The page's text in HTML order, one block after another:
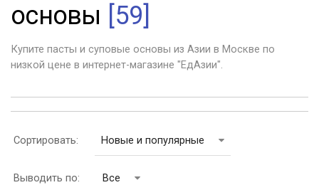
основы [59]
Купите пасты и суповые основы из Азии в Москве по
низкой цене в интернет-магазине "ЕдАзии".
Сортировать: Новые и популярные
Выводить по: Все